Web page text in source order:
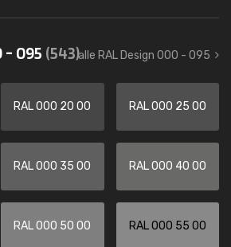
- 095 (543)alle RAL Design 000 - 095
RAL 000 20 00 RAL 000 25 00
RAL 000 35 00 RAL 000 40 00
RAL 000 50 00 RAL 000 55 00